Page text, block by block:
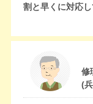
割と早くに対応し
修
(